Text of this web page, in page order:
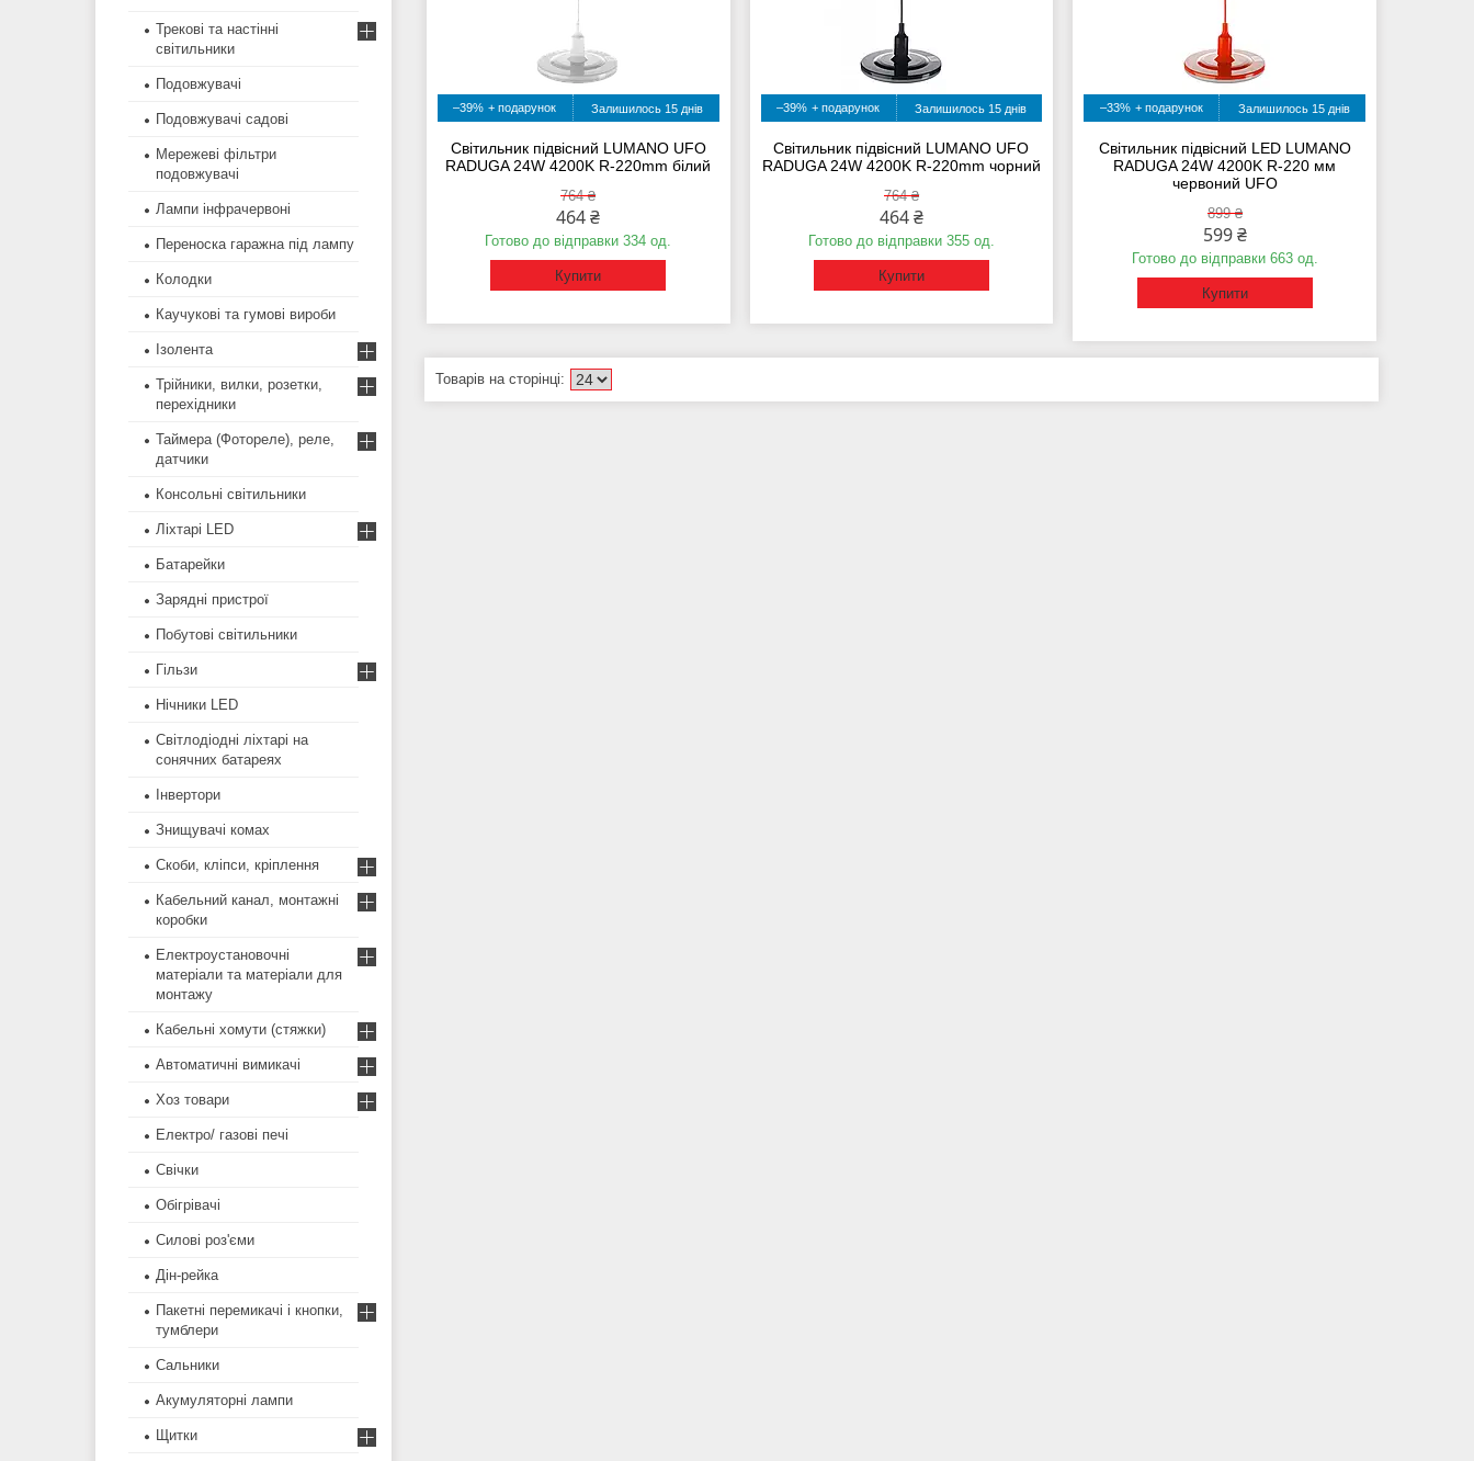
–39% Залишилось 15 днів
Світильник підвісний LUMANO UFO
RADUGA 24W 4200K R-220mm білий
764 ₴
464 ₴
Готово до відправки 334 од.
Купити
–39% Залишилось 15 днів
Світильник підвісний LUMANO UFO
RADUGA 24W 4200K R-220mm чорний
764 ₴
464 ₴
Готово до відправки 355 од.
Купити
–33% Залишилось 15 днів
Світильник підвісний LED LUMANO
RADUGA 24W 4200K R-220 мм
червоний UFO
899 ₴
599 ₴
Готово до відправки 663 од.
Купити
Трекові та настінні
світильники
Подовжувачі
Подовжувачі садові
Мережеві фільтри
подовжувачі
Лампи інфрачервоні
Переноска гаражна під лампу
Колодки
Каучукові та гумові вироби
Ізолента
Трійники, вилки, розетки,
перехідники
Таймера (Фотореле), реле,
датчики
Консольні світильники
Ліхтарі LED
Батарейки
Зарядні пристрої
Побутові світильники
Гільзи
Нічники LED
Світлодіодні ліхтарі на
сонячних батареях
Інвертори
Знищувачі комах
Скоби, кліпси, кріплення
Кабельний канал, монтажні
коробки
Електроустановочні
матеріали та матеріали для
монтажу
Кабельні хомути (стяжки)
Автоматичні вимикачі
Хоз товари
Електро/ газові печі
Свічки
Обігрівачі
Силові роз'єми
Дін-рейка
Пакетні перемикачі і кнопки,
тумблери
Сальники
Акумуляторні лампи
Щитки